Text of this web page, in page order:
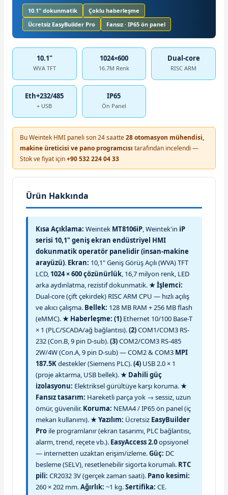
10.1" dokunmatik
Çoklu haberleşme
Ücretsiz EasyBuilder Pro
Fansız · IP65 ön panel
10.1"
WVA TFT
1024×600
16.7M Renk
Dual-core
RISC ARM
Eth+232/485
+ USB
IP65
Ön Panel
Bu Weintek HMI paneli son 24 saatte28 otomasyon mühendisi,
makine üreticisi ve pano programcısı tarafından incelendi —
Stok ve fiyat için+90 532 224 04 33
Ürün Hakkında
Kısa Açıklama: Weintek MT8106iP, Weintek'in iP
serisi 10,1" geniş ekran endüstriyel HMI
dokunmatik operatör panelidir (insan-makine
arayüzü). Ekran: 10,1" Geniş Görüş Açılı (WVA) TFT
LCD, 1024 × 600 çözünürlük, 16,7 milyon renk, LED
arka aydınlatma, rezistif dokunmatik.★ İşlemci:
Dual-core (çift çekirdek) RISC ARM CPU — hızlı açılış
ve akıcı çalışma. Bellek: 128 MB RAM + 256 MB flash
(eMMC).★ Haberleşme: (1) Ethernet 10/100 Base-T
× 1 (PLC/SCADA/ağ bağlantısı).(2)COM1/COM3 RS-
232 (Con.B, 9 pin D-sub).(3)COM2/COM3 RS-485
2W/4W (Con.A, 9 pin D-sub) — COM2 & COM3 MPI
187.5Kdestekler (Siemens PLC).(4) USB 2.0 × 1
(proje aktarma, USB bellek).★ Dahili güç
izolasyonu: Elektriksel gürültüye karşı koruma.★
Fansız tasarım: Hareketli parça yok → sessiz, uzun
ömür, güvenilir. Koruma: NEMA4 / IP65 ön panel (iç
mekan kullanımı).★ Yazılım: Ücretsiz EasyBuilder
Pro ile programlanır (ekran tasarımı, PLC bağlantısı,
alarm, trend, reçete vb.). EasyAccess 2.0opsiyonel
— internetten uzaktan erişim/izleme.Güç: DC
besleme (SELV), resetlenebilir sigorta korumalı. RTC
pili: CR2032 3V (gerçek zaman saati). Pano kesimi:
260 × 202 mm.Ağırlık: ~1 kg.Sertifika: CE.